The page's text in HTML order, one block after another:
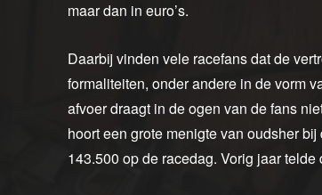
maar dan in euro’s.
Daarbij vinden vele racefans dat de
formaliteiten, onder andere in de vorm
afvoer draagt in de ogen van de fans
hoort een grote menigte van oudsher
143.500 op de racedag. Vorig jaar